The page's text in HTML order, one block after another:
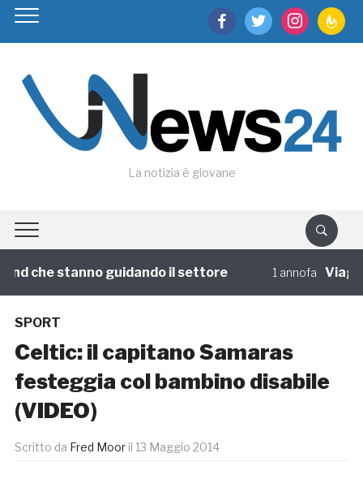
facebooktwitter instagram
La notizia è giovane
che stanno guidando il settore 1 annofa Viaggi di
SPORT
Celtic: il capitano Samaras
festeggia col bambino disabile
(VIDEO)
Scritto da Fred Moor il 13 Maggio 2014